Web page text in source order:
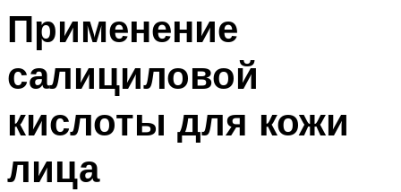
Применение
салициловой
кислоты для кожи
лица